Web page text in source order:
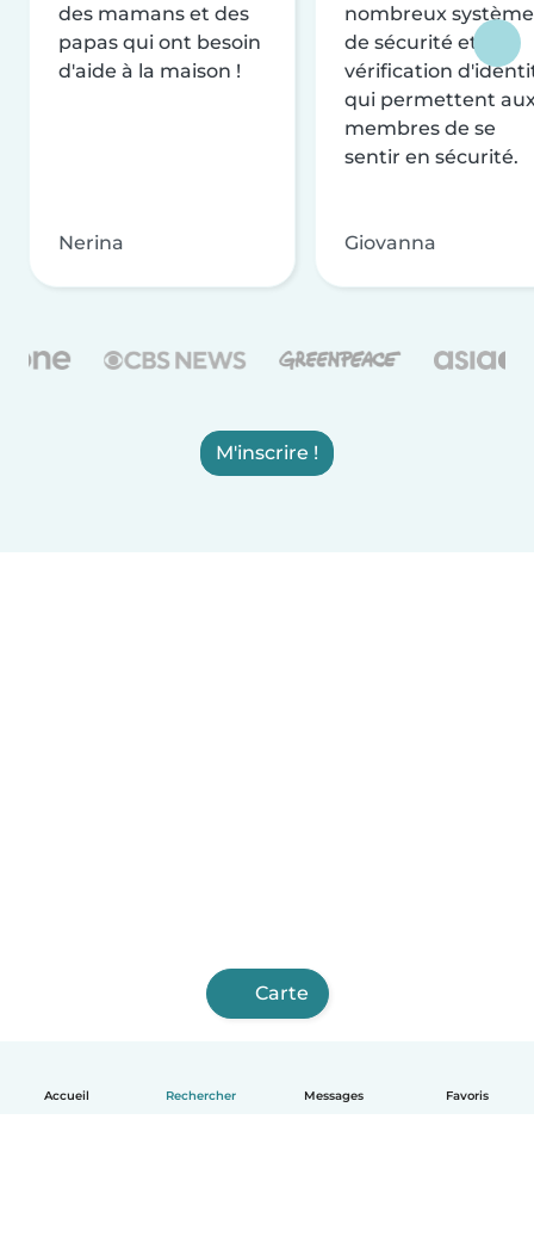
Accueil Rechercher Messages Favoris
des mamans et des
papas qui ont besoin
d'aide à la maison !
Nerina
nombreux
de sécurité et de
vérification
qui permettent
membres de se
sentir en sécurité.
Giovanna
M'inscrire !
Carte